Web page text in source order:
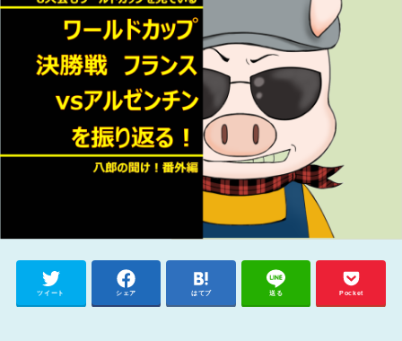
ツイート シェア はてブ 送る Pocket